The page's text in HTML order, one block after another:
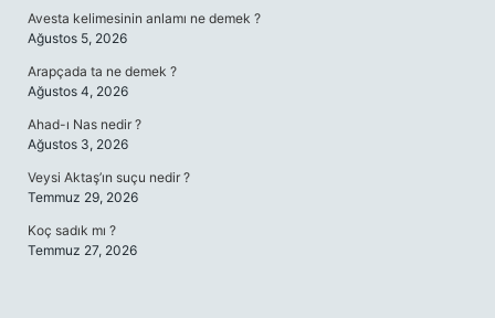
Avesta kelimesinin anlamı ne demek ?
Ağustos 5, 2026
Arapçada ta ne demek ?
Ağustos 4, 2026
Ahad-ı Nas nedir ?
Ağustos 3, 2026
Veysi Aktaş’ın suçu nedir ?
Temmuz 29, 2026
Koç sadık mı ?
Temmuz 27, 2026